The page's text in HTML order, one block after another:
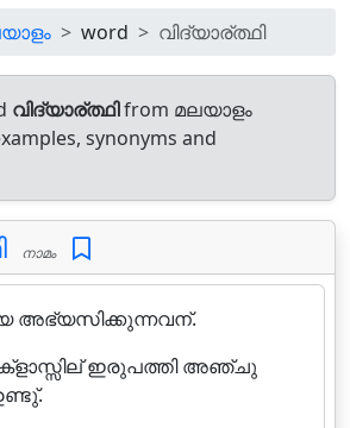
word വിദ്യാര്ത്ഥി
വിദ്യാര്ത്ഥിfrom മലയാളം
synonyms and
നാമം
അഭ്യസിക്കുന്നവന്.
ഇരുപത്തി അഞ്ചു